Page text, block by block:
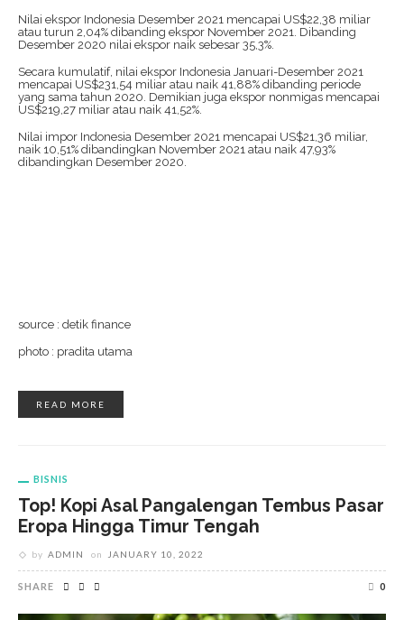
Nilai ekspor Indonesia Desember 2021 mencapai US$22,38 miliar
atau turun 2,04% dibanding ekspor November 2021. Dibanding
Desember 2020 nilai ekspor naik sebesar 35,3%.
Secara kumulatif, nilai ekspor Indonesia Januari-Desember 2021
mencapai US$231,54 miliar atau naik 41,88% dibanding periode
yang sama tahun 2020. Demikian juga ekspor nonmigas mencapai
US$219,27 miliar atau naik 41,52%.
Nilai impor Indonesia Desember 2021 mencapai US$21,36 miliar,
naik 10,51% dibandingkan November 2021 atau naik 47,93%
dibandingkan Desember 2020.
source : detik finance
photo : pradita utama
READ MORE
BISNIS
Top! Kopi Asal Pangalengan Tembus Pasar
Eropa Hingga Timur Tengah
by ADMIN on JANUARY 10, 2022
SHARE 0